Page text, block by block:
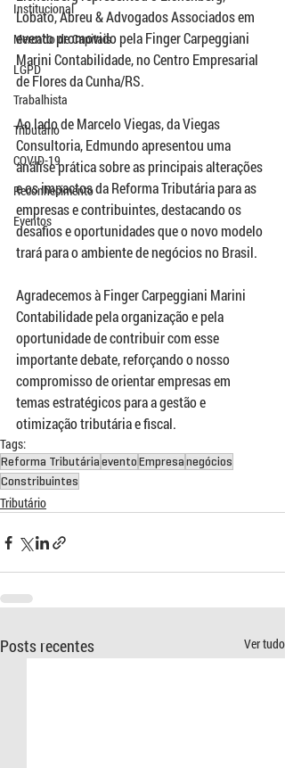
Institucional
Mercado de Capitais
LGPD
Trabalhista
Tributário
COVID-19
Reconhecimento
Eventos
Lobato, Abreu & Advogados Associados em
evento promovido pela Finger Carpeggiani
Marini Contabilidade, no Centro Empresarial
de Flores da Cunha/RS.
Ao lado de Marcelo Viegas, da Viegas
Consultoria, Edmundo apresentou uma
análise prática sobre as principais alterações
e os impactos da Reforma Tributária para as
empresas e contribuintes, destacando os
desafios e oportunidades que o novo modelo
trará para o ambiente de negócios no Brasil.
Agradecemos à Finger Carpeggiani Marini
Contabilidade pela organização e pela
oportunidade de contribuir com esse
importante debate, reforçando o nosso
compromisso de orientar empresas em
temas estratégicos para a gestão e
otimização tributária e fiscal.
Tags:
Reforma TributáriaeventoEmpresanegócios
Constribuintes
Tributário
Posts recentes Ver tudo